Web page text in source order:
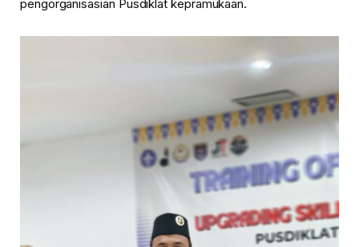
pengorganisasian Pusdiklat kepramukaan.